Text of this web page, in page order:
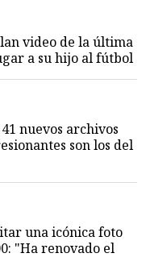
video de la última
a su hijo al fútbol
nuevos archivos
son los del
una icónica foto
"Ha renovado el